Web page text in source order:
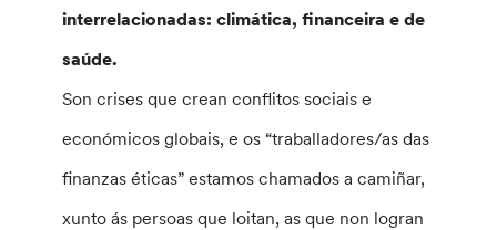
interrelacionadas: climática, financeira e de
saúde.
Son crises que crean conflitos sociais e
económicos globais, e os “traballadores/as das
finanzas éticas” estamos chamados a camiñar,
xunto ás persoas que loitan, as que non logran